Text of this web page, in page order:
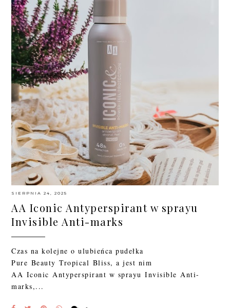
SIERPNIA 24, 2025
AA Iconic Antyperspirant w sprayu
Invisible Anti-marks
Czas na kolejne o ulubieńca pudełka
Pure Beauty Tropical Bliss, a jest nim
AA Iconic Antyperspirant w sprayu Invisible Anti-
marks,...